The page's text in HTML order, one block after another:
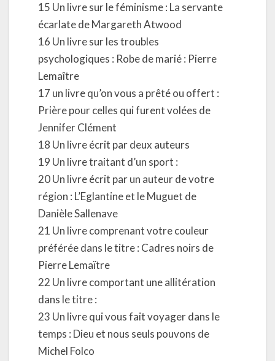
15 Un livre sur le féminisme : La servante
écarlate de Margareth Atwood
16 Un livre sur les troubles
psychologiques : Robe de marié : Pierre
Lemaître
17 un livre qu’on vous a prêté ou offert :
Prière pour celles qui furent volées de
Jennifer Clément
18 Un livre écrit par deux auteurs
19 Un livre traitant d’un sport :
20 Un livre écrit par un auteur de votre
région : L’Eglantine et le Muguet de
Danièle Sallenave
21 Un livre comprenant votre couleur
préférée dans le titre : Cadres noirs de
Pierre Lemaïtre
22 Un livre comportant une allitération
dans le titre :
23 Un livre qui vous fait voyager dans le
temps : Dieu et nous seuls pouvons de
Michel Folco